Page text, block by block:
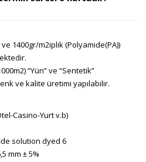
1400gr/m2iplik (Polyamide(PA))
“Yün” ve “Sentetik”
ve kalite üretimi yapılabilir.
Casino-Yurt v.b)
solution dyed 6
mm ± 5%